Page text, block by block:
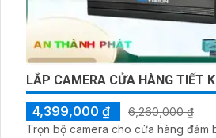
LẮP CAMERA CỬA HÀNG TIẾT
4,399,000 ₫
6,260,000 ₫
Trọn bộ camera cho cửa hàng đảm